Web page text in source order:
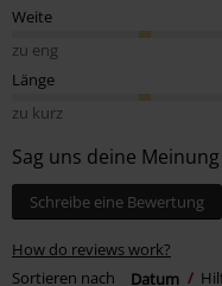
Weite
zu eng
Länge
zu kurz
Sag uns deine
Schreibe eine Bewertung
How do reviews work?
Sortieren nach
Datum